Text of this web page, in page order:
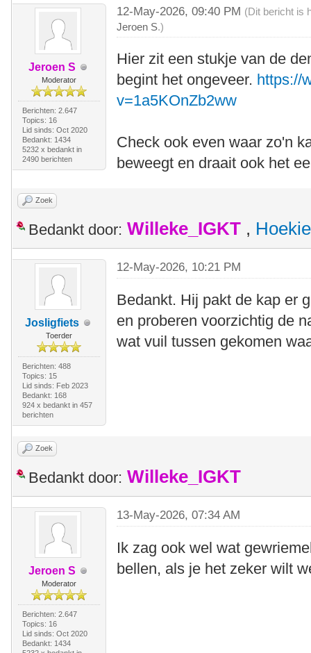
Jeroen S
Moderator
Berichten: 2.647
Topics: 16
Lid sinds: Oct 2020
Bedankt: 1434
5232 x bedankt in
2490 berichten
12-May-2026, 09:40 PM (Dit bericht is
Jeroen S.)
Hier zit een stukje van de
begint het ongeveer. https://
v=1a5KOnZb2ww
Check ook even waar zo'n
beweegt en draait ook het
Zoek
Bedankt door: Willeke_IGKT , Hoekie
Josligfiets
Toerder
Berichten: 488
Topics: 15
Lid sinds: Feb 2023
Bedankt: 168
924 x bedankt in 457
berichten
12-May-2026, 10:21 PM
Bedankt. Hij pakt de kap er
en proberen voorzichtig de
wat vuil tussen gekomen
Zoek
Bedankt door: Willeke_IGKT
Jeroen S
Moderator
Berichten: 2.647
Topics: 16
Lid sinds: Oct 2020
Bedankt: 1434
13-May-2026, 07:34 AM
Ik zag ook wel wat
bellen, als je het zeker wilt